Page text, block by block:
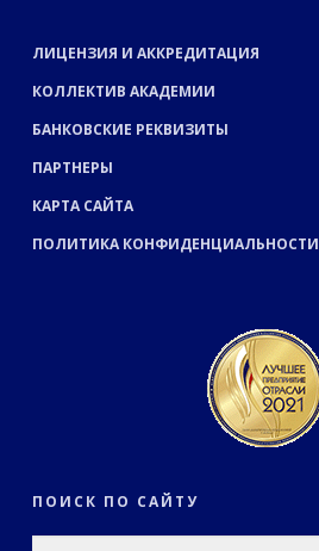
ЛИЦЕНЗИЯ И АККРЕДИТАЦИЯ
КОЛЛЕКТИВ АКАДЕМИИ
БАНКОВСКИЕ РЕКВИЗИТЫ
ПАРТНЕРЫ
КАРТА САЙТА
ПОЛИТИКА КОНФИДЕНЦИАЛЬНОСТИ
ПОИСК ПО САЙТУ